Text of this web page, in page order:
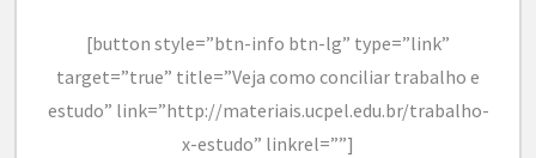
[button style=”btn-info btn-lg” type=”link”
target=”true” title=”Veja como conciliar trabalho e
estudo” link=”http://materiais.ucpel.edu.br/trabalho-
x-estudo” linkrel=””]